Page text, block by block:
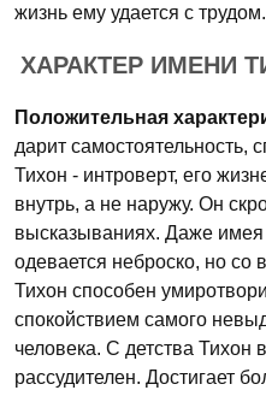
жизнь ему удается с трудом.
ХАРАКТЕР ИМЕНИ
Положительная
дарит самостоятельность,
Тихон - интроверт, его
внутрь, а не наружу. Он
высказываниях. Даже имея
одевается неброско, но со
Тихон способен
спокойствием самого
человека. С детства Тихон
рассудителен. Достигает